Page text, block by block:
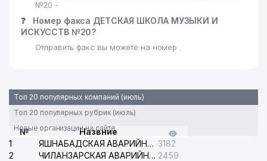
№20 -
❓
Номер факса ДЕТСКАЯ ШКОЛА МУЗЫКИ И
ИСКУССТВ №20?
Отправить факс вы можете на номер .
Топ 20 популярных компаний (июль)
Топ 20 популярных рубрик (июль)
Новые организации на сайте
№
Назвние
1
ЯШНАБАДСКАЯ АВАРИЙНАЯ СЛУЖБА ЭЛЕКТРОСЕТИ 3182
2
ЧИЛАНЗАРСКАЯ АВАРИЙНАЯ СЛУЖБА ЭЛЕКТРОСЕТИ 2459